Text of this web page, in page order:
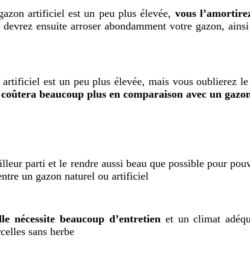
artificiel est un peu plus élevée, vous
ensuite arroser abondamment votre gazon, ainsi
est un peu plus élevée, mais vous oublierez
beaucoup plus en comparaison avec un
parti et le rendre aussi beau que possible pour
un gazon naturel ou artificiel
nécessite beaucoup d’entretien et un climat
sans herbe